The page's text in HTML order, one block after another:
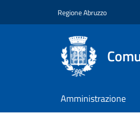
Regione Abruzzo
Amministrazione